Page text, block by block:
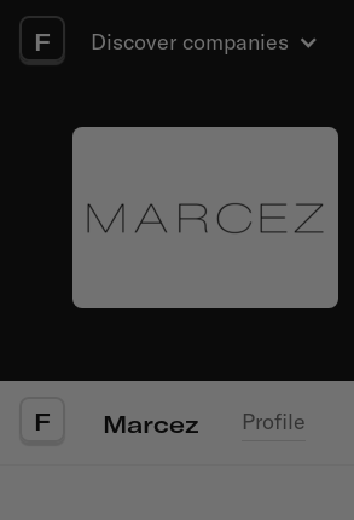
F Discover companies
F Marcez Profile